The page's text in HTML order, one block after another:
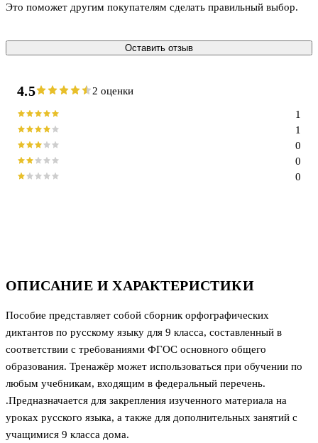
ОПИСАНИЕ И ХАРАКТЕРИСТИКИ
Пособие представляет собой сборник орфографических
диктантов по русскому языку для 9 класса, составленный в
соответствии с требованиями ФГОС основного общего
образования. Тренажёр может использоваться при обучении по
любым учебникам, входящим в федеральный перечень.
.Предназначается для закрепления изученного материала на
уроках русского языка, а также для дополнительных занятий с
учащимися 9 класса дома.
Это поможет другим покупателям сделать правильный выбор.
Оставить отзыв
4.5 2 оценки
0
0
0
1
1